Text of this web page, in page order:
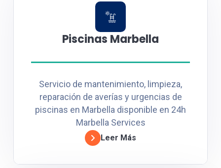
Piscinas Marbella
Servicio de mantenimiento, limpieza,
reparación de averías y urgencias de
piscinas en Marbella disponible en 24h
Marbella Services
Leer Más